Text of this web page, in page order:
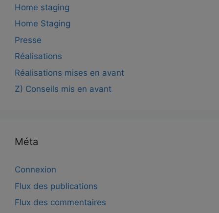
Home staging
Home Staging
Presse
Réalisations
Réalisations mises en avant
Z) Conseils mis en avant
Méta
Connexion
Flux des publications
Flux des commentaires